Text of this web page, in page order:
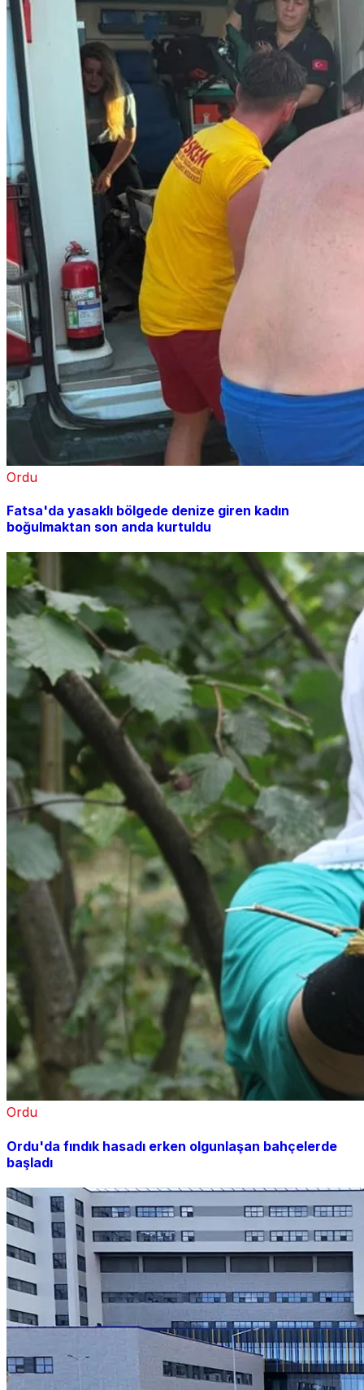
Ordu
Fatsa'da yasaklı bölgede denize giren kadın
boğulmaktan son anda kurtuldu
Ordu
Ordu'da fındık hasadı erken olgunlaşan bahçelerde
başladı